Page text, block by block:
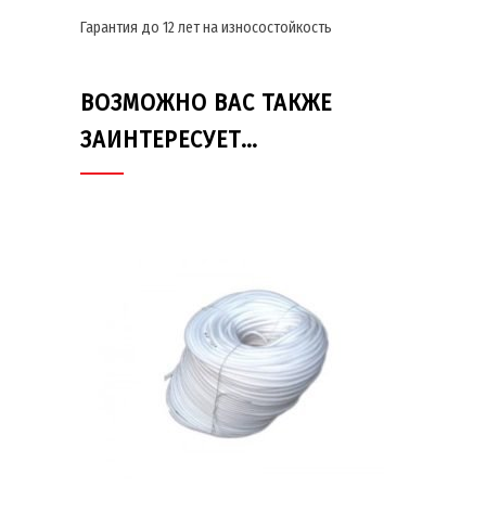
Гарантия до 12 лет на износостойкость
ВОЗМОЖНО ВАС ТАКЖЕ
ЗАИНТЕРЕСУЕТ…